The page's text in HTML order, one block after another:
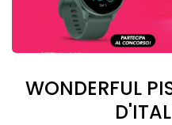
WONDERFUL